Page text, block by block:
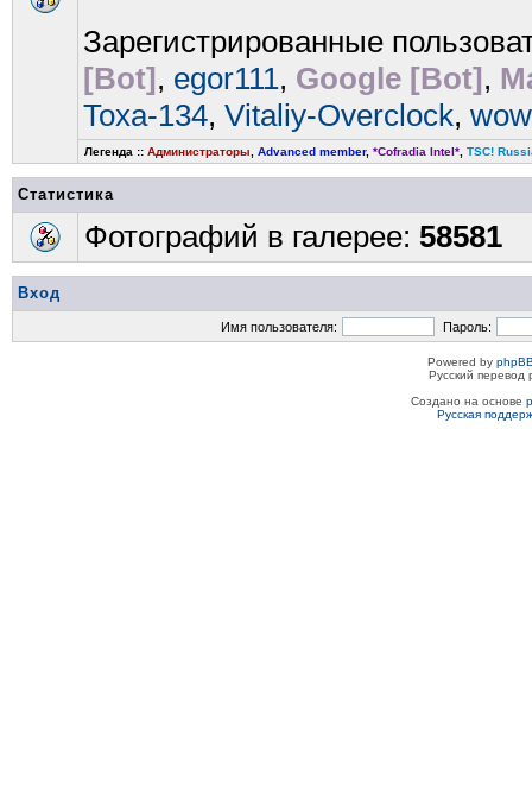
Зарегистрированные
[Bot], egor111, Google [Bot],
Toxa-134, Vitaliy-Overclock,
Легенда :: Администраторы Advanced member, *Cofradia Intel* TSC!
Статистика
Фотографий в галерее: 58581
Вход
Имя пользователя: Пароль:
Powered by
Русский
Создано на основе
Русская